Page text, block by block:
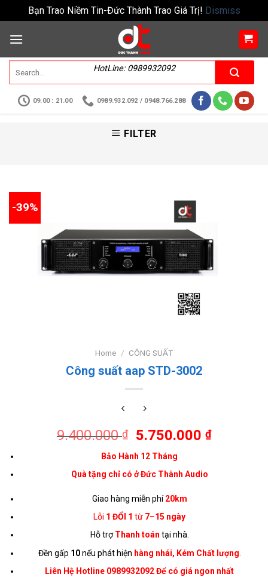
Bạn Trao Niềm Tin-Đức Thành Trao Giá Trị! Dismiss
HotLine: 0989932092
09.00 : 21.00 0989.932.092 / 0948.766.288
FILTER
-39%
Home / CÔNG SUẤT
Công suất aap STD-3002
9.400.000₫ 5.750.000₫
Bảo Hành 12 Tháng
Quà tặng chỉ có ở Đức Thành Audio
Giao hàng miễn phí 20km
Lỗi 1 ĐỔI 1 từ 7–15 ngày
Hỗ trợ Thanh toán tại nhà.
Đền gấp 10nếu phát hiện hàng nhái, Kém Chất lượng
Liên Hệ Hotline 0989932092 Để có giá ngon nhất